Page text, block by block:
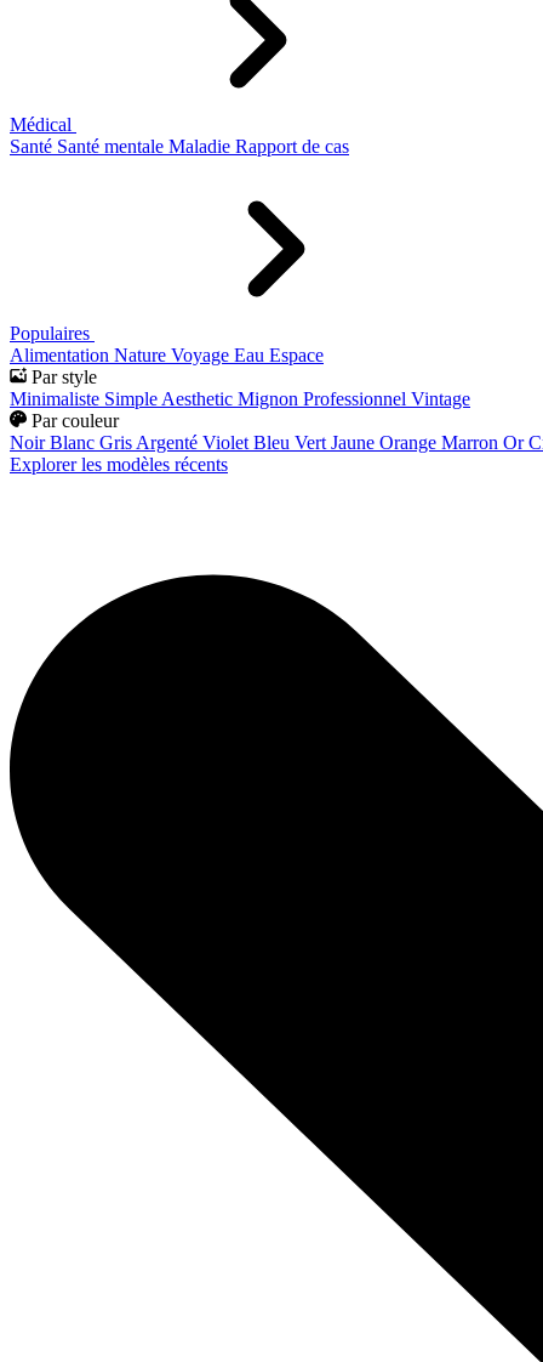
Médical
Santé Santé mentale Maladie Rapport de cas
Populaires
Alimentation Nature Voyage Eau Espace
Par style
Minimaliste Simple Aesthetic Mignon Professionnel Vintage
Par couleur
Noir Blanc Gris Argenté Violet Bleu Vert Jaune Orange Marron Or
Explorer les modèles récents